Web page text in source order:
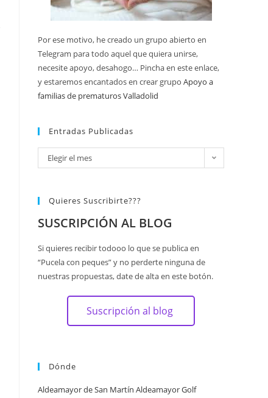
Por ese motivo, he creado un grupo abierto en
Telegram para todo aquel que quiera unirse,
necesite apoyo, desahogo… Pincha en este enlace,
y estaremos encantados en crear grupo Apoyo a
familias de prematuros Valladolid
Entradas Publicadas
Elegir el mes
Quieres Suscribirte???
SUSCRIPCIÓN AL BLOG
Si quieres recibir todooo lo que se publica en
“Pucela con peques” y no perderte ninguna de
nuestras propuestas, date de alta en este botón.
Suscripción al blog
Dónde
Aldeamayor de San Martín Aldeamayor Golf